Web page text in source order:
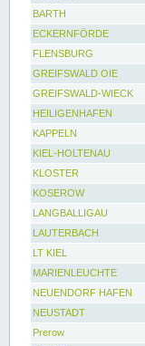
BARTH
ECKERNFÖRDE
FLENSBURG
GREIFSWALD OIE
GREIFSWALD-WIECK
HEILIGENHAFEN
KAPPELN
KIEL-HOLTENAU
KLOSTER
KOSEROW
LANGBALLIGAU
LAUTERBACH
LT KIEL
MARIENLEUCHTE
NEUENDORF HAFEN
NEUSTADT
Prerow